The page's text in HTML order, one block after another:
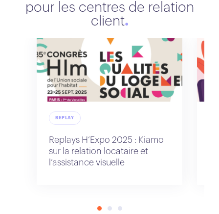
pour les centres de relation
client
REPLAY
Replays H’Expo 2025 : Kiamo
sur la relation locataire et
l’assistance visuelle